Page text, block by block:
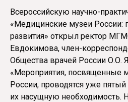
Всероссийскую научно-
«Медицинские музеи России:
развития» открыл ректор
Евдокимова, член-
Общества врачей России О.О.
«Мероприятия, посвященные
России, проводятся уже
их насущную необходимость.